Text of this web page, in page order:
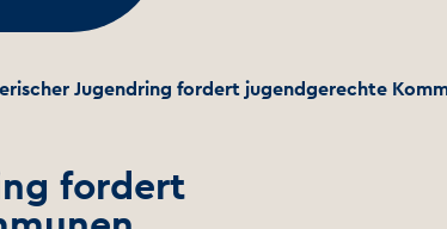
Jugendring fordert jugendgerechte
fordert